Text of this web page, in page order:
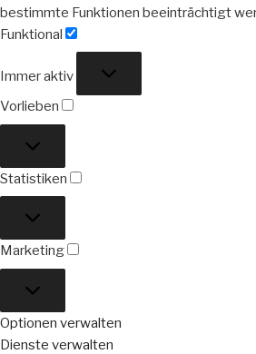
bestimmte Funktionen beeinträchtigt
Funktional
Immer aktiv
Vorlieben
Statistiken
Marketing
Optionen verwalten
Dienste verwalten